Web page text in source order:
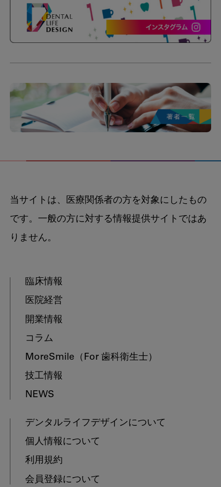
当サイトは、医療関係者の方を対象にしたもの
です。一般の方に対する情報提供サイトではあ
りません。
臨床情報
医院経営
開業情報
コラム
MoreSmile （For 歯科衛生士）
技工情報
NEWS
デンタルライフデザインについて
個人情報について
利用規約
会員登録について